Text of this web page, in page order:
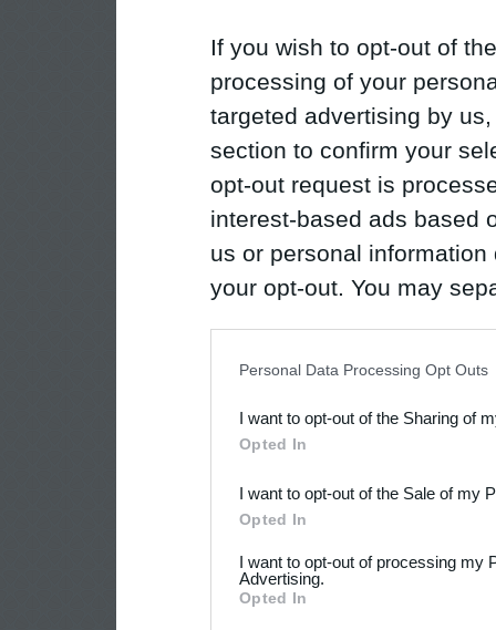
If you wish to opt-out of
processing of your
targeted advertising by
section to confirm your
opt-out request is
interest-based ads based
us or personal
your opt-out. You may
Downstream Participants
third parties.
Personal Data Processing Opt Outs
I want to opt-out of the Sharing of
Opted In
I want to opt-out of the Sale of my
Opted In
I want to opt-out of processing my
Advertising.
Opted In